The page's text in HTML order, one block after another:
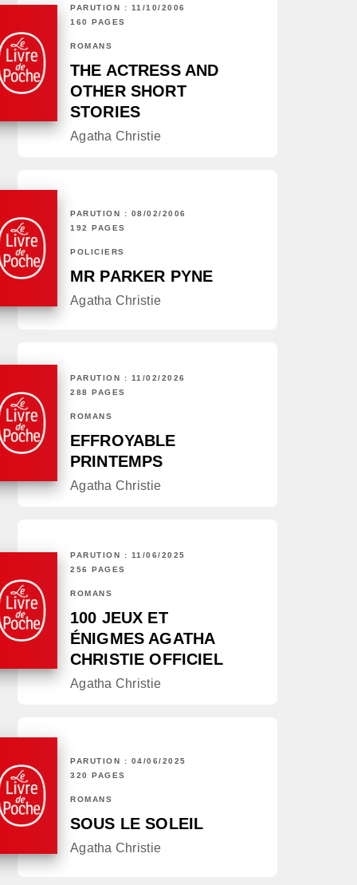
PARUTION : 11/10/2006
160 PAGES
ROMANS
THE ACTRESS AND
OTHER SHORT
STORIES
Agatha Christie
PARUTION : 08/02/2006
192 PAGES
POLICIERS
MR PARKER PYNE
Agatha Christie
PARUTION : 11/02/2026
288 PAGES
ROMANS
EFFROYABLE
PRINTEMPS
Agatha Christie
PARUTION : 11/06/2025
256 PAGES
ROMANS
100 JEUX ET
ÉNIGMES AGATHA
CHRISTIE OFFICIEL
Agatha Christie
PARUTION : 04/06/2025
320 PAGES
ROMANS
SOUS LE SOLEIL
Agatha Christie